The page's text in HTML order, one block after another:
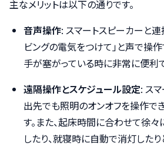
主なメリットは以下の通りです。
音声操作: スマートスピーカーと連
ビングの電気をつけて」と声で操
手が塞がっている時に非常に便利
遠隔操作とスケジュール設定: ス
出先でも照明のオンオフを操作で
す。また、起床時間に合わせて徐々
したり、就寝時に自動で消灯した